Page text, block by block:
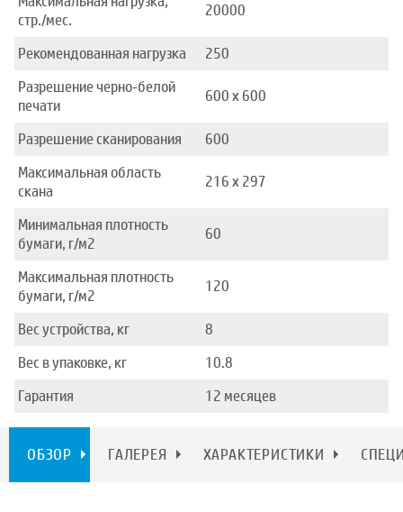
стр./мес.
20000
Рекомендованная нагрузка
250
Разрешение черно-белой
печати
600 x 600
Разрешение сканирования
600
Максимальная область
скана
216 x 297
Минимальная плотность
бумаги, г/м2
60
Максимальная плотность
бумаги, г/м2
120
Вес устройства, кг
8
Вес в упаковке, кг
10.8
Гарантия
12 месяцев
ОБЗОР ГАЛЕРЕЯ ХАРАКТЕРИСТИКИ